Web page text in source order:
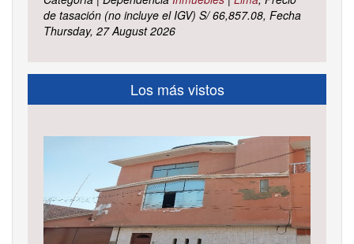
de tasación (no incluye el IGV) S/ 66,857.08, Fecha
Thursday, 27 August 2026
Los más vistos